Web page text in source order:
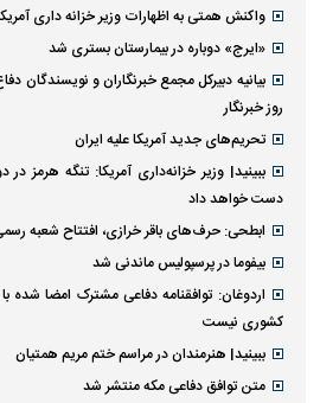
واکنش همتی به اظهارات وزیر خزانه داری
«ایرج» دوباره در بیمارستان بستری شد
بیانیه دبیرکل مجمع خبرنگاران و
روز خبرنگار
تحریم‌های جدید آمریکا علیه ایران
ببینید| وزیر خزانه‌داری آمریکا: تنگه هرمز
دست خواهد داد
ابطحی: حرف‌های باقر خرازی، افتتاح شعبه
بیفوما در پرسپولیس ماندنی شد
اردوغان: توافقنامه دفاعی مشترک امضا شده
کشوری نیست
ببینید| هنرمندان در مراسم ختم مریم همتیان
متن توافق دفاعی مکه منتشر شد